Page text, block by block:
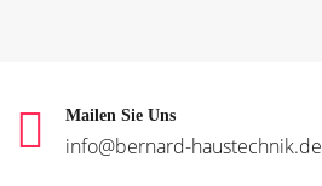
Mailen Sie Uns
info@bernard-haustechnik.de